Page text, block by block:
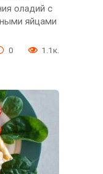
оладий с
яйцами
0 1.1к.